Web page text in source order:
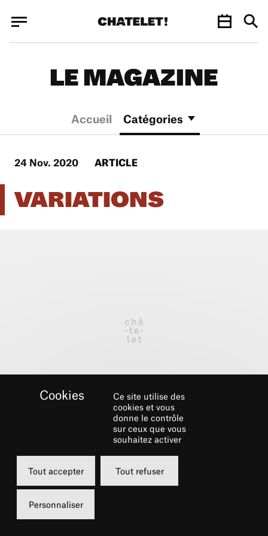
LE MAGAZINE
Accueil Catégories
24 Nov. 2020 ARTICLE
VARIATIONS
La nouvelle saison de Variation, scénographié
par le collectif Parenthèse, a été tournée au
Théâtre du Châtelet. Cette création de
france.tv culturebox propose des lives
voyageant entre musique électronique et
Ce site utilise des
cookies et vous
donne le contrôle
sur ceux que vous
souhaitez activer
Tout accepter Tout refuser
Personnaliser